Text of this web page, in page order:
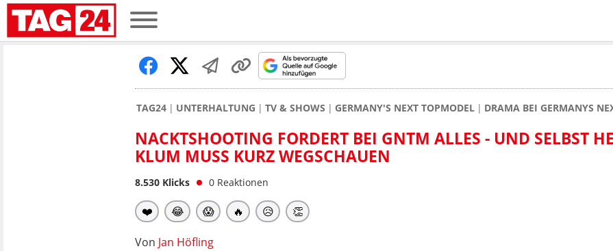
TAG24 UNTERHALTUNG TV & SHOWS GERMANY'S NEXT TOPMODEL DRAMA BEI GERMANYS
NACKTSHOOTING FORDERT BEI GNTM ALLES - UND SELBST
KLUM MUSS KURZ WEGSCHAUEN
8.530 Klicks 0 Reaktionen
❤️ 😂 😱 🔥 😥 👏
Von Jan Höfling